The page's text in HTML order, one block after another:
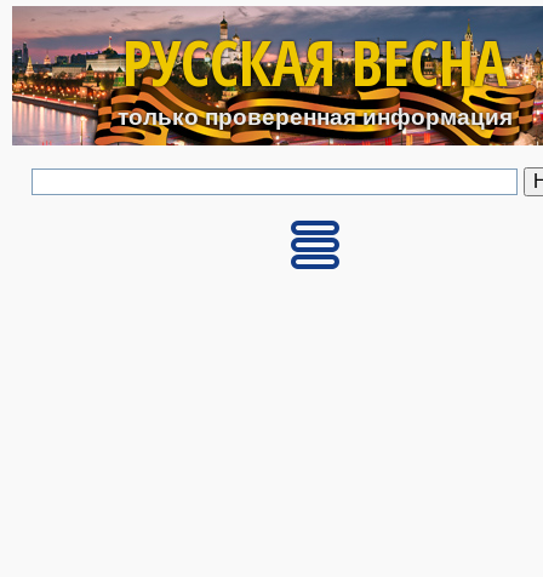
Перейти к основному
РУССКАЯ ВЕСНА
только проверенная информация